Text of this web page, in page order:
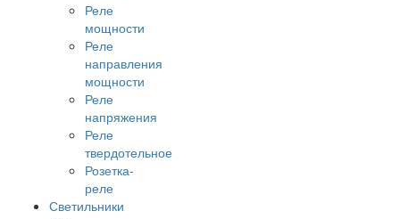
Реле
мощности
Реле
направления
мощности
Реле
напряжения
Реле
твердотельное
Розетка-
реле
Светильники